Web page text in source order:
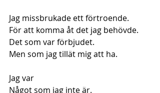
Jag missbrukade ett förtroende.
För att komma åt det jag behövde.
Det som var förbjudet.
Men som jag tillät mig att ha.
Jag var
Något som jag inte är.